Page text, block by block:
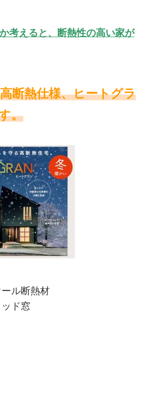
考えると、断熱性の高い家が
断熱仕様、ヒートグラ
。
ル断熱材
ド窓